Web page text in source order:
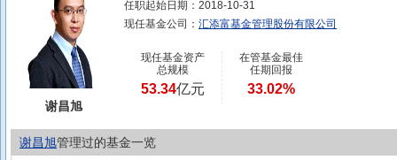
谢昌旭
任职起始日期： 2018-10-31
现任基金公司： 汇添富基金管理股份有限公司
现任基金资产
总规模
53.34亿元
在管基金最佳
任期回报
33.02%
谢昌旭管理过的基金一览